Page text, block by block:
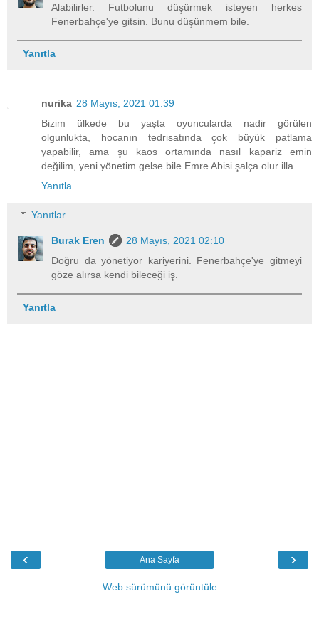
Alabilirler. Futbolunu düşürmek isteyen herkes
Fenerbahçe'ye gitsin. Bunu düşünmem bile.
Yanıtla
nurika 28 Mayıs, 2021 01:39
Bizim ülkede bu yaşta oyuncularda nadir görülen
olgunlukta, hocanın tedrisatında çok büyük patlama
yapabilir, ama şu kaos ortamında nasıl kapariz emin
değilim, yeni yönetim gelse bile Emre Abisi şalça olur illa.
Yanıtla
Yanıtlar
Burak Eren
28 Mayıs, 2021 02:10
Doğru da yönetiyor kariyerini. Fenerbahçe'ye gitmeyi
göze alırsa kendi bileceği iş.
Yanıtla
‹ ›
Ana Sayfa
Web sürümünü görüntüle